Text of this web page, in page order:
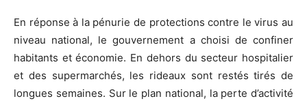
En réponse à la pénurie de protections contre le virus au
niveau national, le gouvernement a choisi de confiner
habitants et économie. En dehors du secteur hospitalier
et des supermarchés, les rideaux sont restés tirés de
longues semaines. Sur le plan national, la perte d’activité